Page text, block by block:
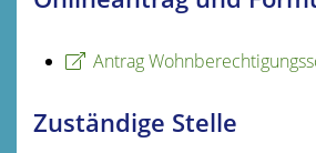
Antrag
Zuständige Stelle